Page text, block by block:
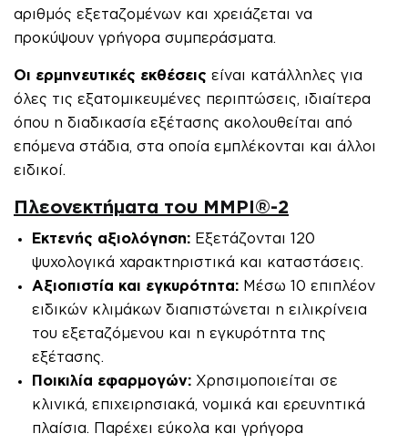
αριθμός εξεταζομένων και χρειάζεται να
προκύψουν γρήγορα συμπεράσματα.
Οι ερμηνευτικές εκθέσεις είναι κατάλληλες για
όλες τις εξατομικευμένες περιπτώσεις, ιδιαίτερα
όπου η διαδικασία εξέτασης ακολουθείται από
επόμενα στάδια, στα οποία εμπλέκονται και άλλοι
ειδικοί.
Πλεονεκτήματα του MMPI®-2
Εκτενής αξιολόγηση: Εξετάζονται 120
ψυχολογικά χαρακτηριστικά και καταστάσεις.
Αξιοπιστία και εγκυρότητα: Μέσω 10 επιπλέον
ειδικών κλιμάκων διαπιστώνεται η ειλικρίνεια
του εξεταζόμενου και η εγκυρότητα της
εξέτασης.
Ποικιλία εφαρμογών: Χρησιμοποιείται σε
κλινικά, επιχειρησιακά, νομικά και ερευνητικά
πλαίσια. Παρέχει εύκολα και γρήγορα